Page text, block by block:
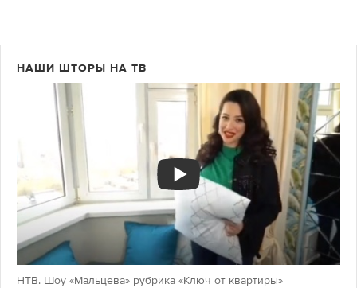
НАШИ ШТОРЫ НА ТВ
НТВ. Шоу «Мальцева» рубрика «Ключ от квартиры»